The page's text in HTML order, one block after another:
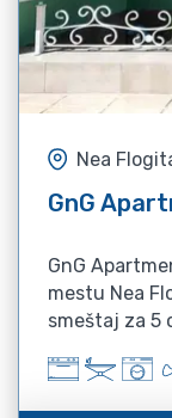
Nea
GnG
GnG
mestu Nea
smeštaj za 5